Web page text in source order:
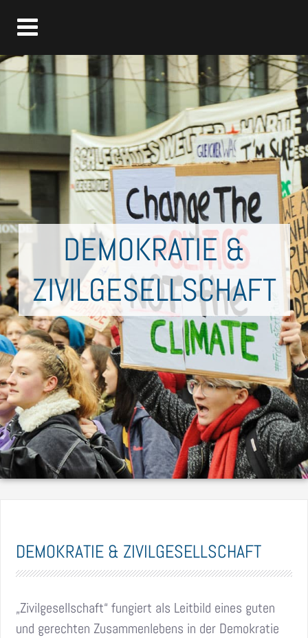
DEMOKRATIE &
ZIVILGESELLSCHAFT
DEMOKRATIE & ZIVILGESELLSCHAFT
„Zivilgesellschaft“ fungiert als Leitbild eines guten
und gerechten Zusammenlebens in der Demokratie